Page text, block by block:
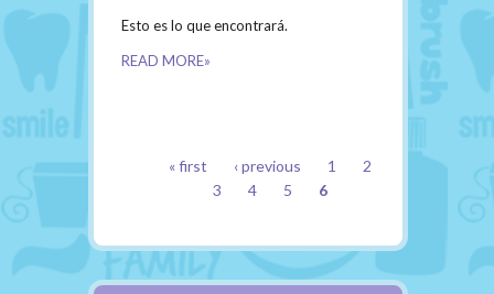
Esto es lo que encontrará.
READ MORE»
PAGES
« first ‹ previous 1
2
3
4 5 6